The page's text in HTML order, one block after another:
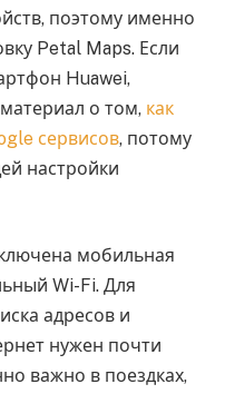
поэтому именно
Petal Maps. Если
Huawei,
о том, как
сервисов, потому
настройки
мобильная
Wi-Fi. Для
адресов и
нужен почти
важно в поездках,